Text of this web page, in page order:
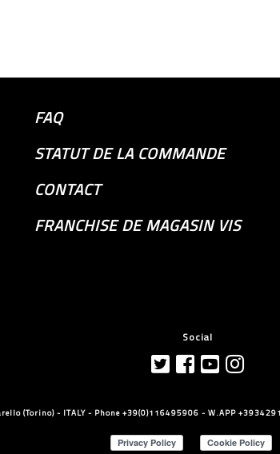
FAQ
STATUT DE LA COMMANDE
CONTACT
FRANCHISE DE MAGASIN VIS
Social
(Torino) - ITALY - Phone +39(0)116495906 - W.APP